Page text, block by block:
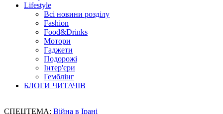
Lifestyle
Всі новини розділу
Fashion
Food&Drinks
Мотори
Гаджети
Подорожі
Інтер'єри
Гемблінг
БЛОГИ ЧИТАЧІВ
СПЕЦТЕМА: Війна в Ірані